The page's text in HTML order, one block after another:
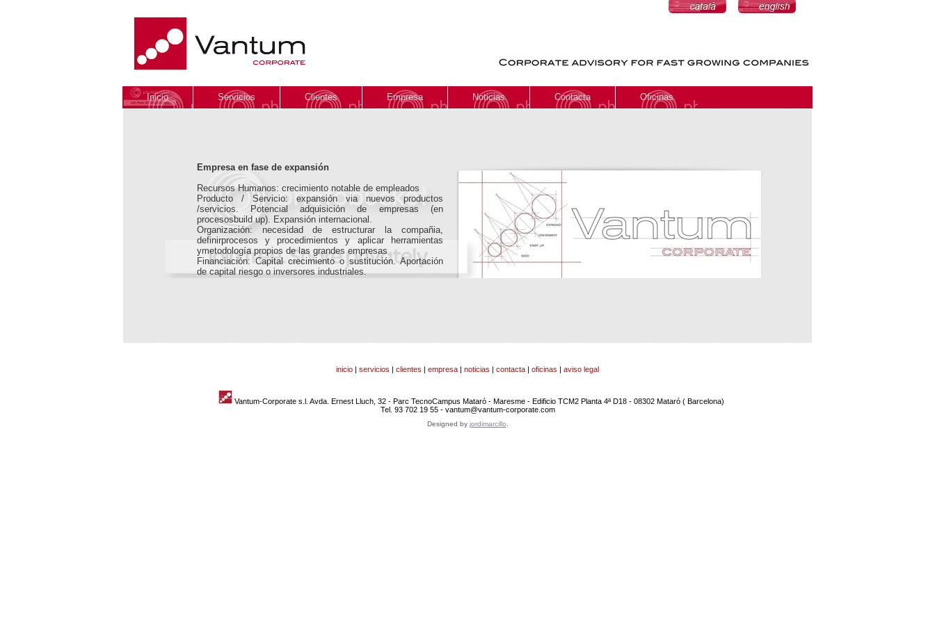
Inicio Servicios Clientes Empresa Noticias Contacta Oficinas
Empresa en fase de expansión
Recursos Humanos: crecimiento notable de empleados
Producto / Servicio: expansión via nuevos productos
/servicios. Potencial adquisición de empresas (en
procesosbuild up). Expansión internacional.
Organización: necesidad de estructurar la compañia,
definirprocesos y procedimientos y aplicar herramientas
ymetodología propios de las grandes empresas
Financiación: Capital crecimiento o sustitución. Aportación
de capital riesgo o inversores industriales.
inicio | servicios | clientes | empresa | noticias | contacta | oficinas | aviso legal
Vantum-Corporate s.l. Avda. Ernest Lluch, 32 - Parc TecnoCampus Mataró - Maresme - Edificio TCM2 Planta 4ª D18 - 08302 Mataró ( Barcelona)
Tel. 93 702 19 55 - vantum@vantum-corporate.com
Designed by jordimarcillo